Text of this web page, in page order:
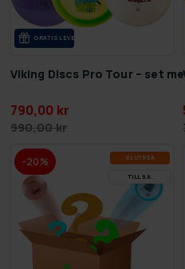
GRA­TIS LE­VE­RANS
Viking Discs Pro Tour – set
790,00 kr
990,00 kr
-20% SLUT­REA
TILL 9.8.